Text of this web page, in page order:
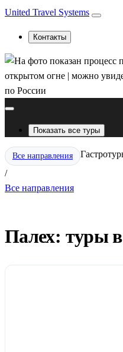
United Travel Systems
Контакты
Показать все туры
Все направления
/
Все направления
Палех: туры в